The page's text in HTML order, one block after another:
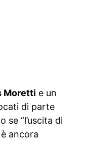
Moretti e un
di parte
se “l’uscita di
ancora